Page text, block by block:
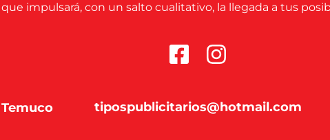
que impulsará, con un salto cualitativo, la llegada a tus
tipospublicitarios@hotmail.com